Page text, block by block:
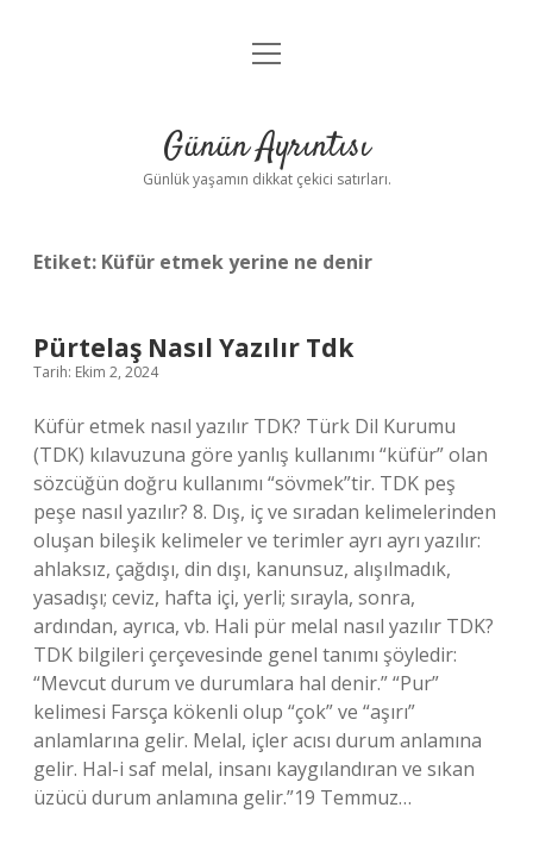
Anasayfa
Yasal Uyarı
menüyü
Günün Ayrıntısı
Günlük yaşamın dikkat çekici satırları.
Etiket: Küfür etmek yerine ne denir
Pürtelaş Nasıl Yazılır Tdk
Tarih: Ekim 2, 2024
Küfür etmek nasıl yazılır TDK? Türk Dil Kurumu
(TDK) kılavuzuna göre yanlış kullanımı “küfür” olan
sözcüğün doğru kullanımı “sövmek”tir. TDK peş
peşe nasıl yazılır? 8. Dış, iç ve sıradan kelimelerinden
oluşan bileşik kelimeler ve terimler ayrı ayrı yazılır:
ahlaksız, çağdışı, din dışı, kanunsuz, alışılmadık,
yasadışı; ceviz, hafta içi, yerli; sırayla, sonra,
ardından, ayrıca, vb. Hali pür melal nasıl yazılır TDK?
TDK bilgileri çerçevesinde genel tanımı şöyledir:
“Mevcut durum ve durumlara hal denir.” “Pur”
kelimesi Farsça kökenli olup “çok” ve “aşırı”
anlamlarına gelir. Melal, içler acısı durum anlamına
gelir. Hal-i saf melal, insanı kaygılandıran ve sıkan
üzücü durum anlamına gelir.”19 Temmuz…